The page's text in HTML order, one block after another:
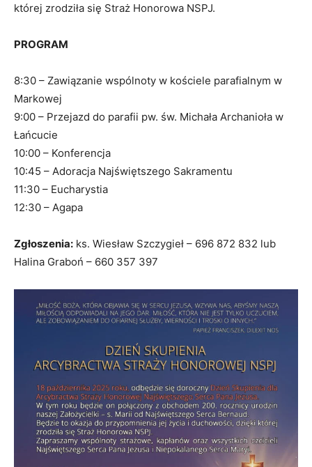
której zrodziła się Straż Honorowa NSPJ.
PROGRAM
8:30 – Zawiązanie wspólnoty w kościele parafialnym w
Markowej
9:00 – Przejazd do parafii pw. św. Michała Archanioła w
Łańcucie
10:00 – Konferencja
10:45 – Adoracja Najświętszego Sakramentu
11:30 – Eucharystia
12:30 – Agapa
Zgłoszenia: ks. Wiesław Szczygieł – 696 872 832 lub
Halina Graboń – 660 357 397